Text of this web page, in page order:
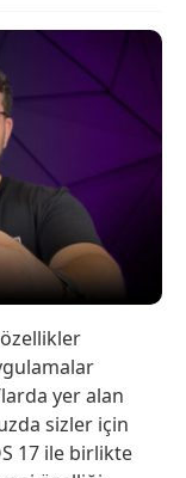
yer alan
sizler için
17 ile birlikte